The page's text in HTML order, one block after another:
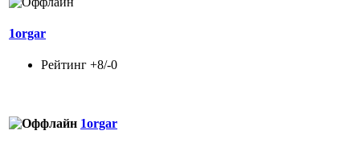
1orgar
Рейтинг +8/-0
1orgar